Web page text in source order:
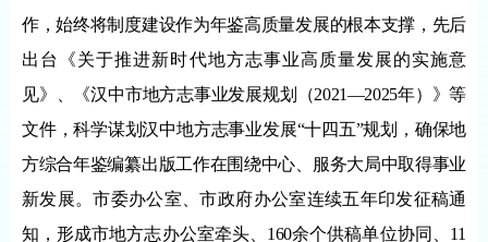
作，始终将制度建设作为年鉴高质量发展的根本支撑，先后
出台《关于推进新时代地方志事业高质量发展的实施意
见》、《汉中市地方志事业发展规划（2021—2025年）》等
文件，科学谋划汉中地方志事业发展“十四五”规划，确保地
方综合年鉴编纂出版工作在围绕中心、服务大局中取得事业
新发展。市委办公室、市政府办公室连续五年印发征稿通
知，形成市地方志办公室牵头、160余个供稿单位协同、11